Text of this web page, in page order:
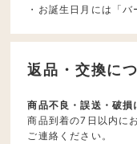
・お誕生日月には「
返品・交換に
商品不良・誤送・破損
商品到着の7日以内に
ご連絡ください。